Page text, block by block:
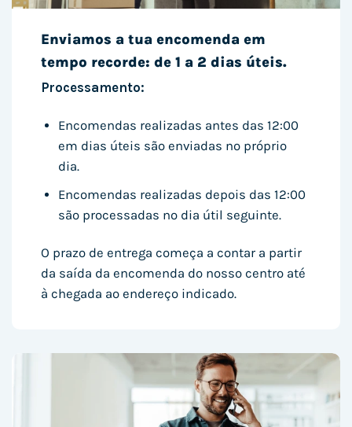
Enviamos a tua encomenda em
tempo recorde: de 1 a 2 dias úteis.
Processamento:
Encomendas realizadas antes das 12:00
em dias úteis são enviadas no próprio
dia.
Encomendas realizadas depois das 12:00
são processadas no dia útil seguinte.
O prazo de entrega começa a contar a partir
da saída da encomenda do nosso centro até
à chegada ao endereço indicado.